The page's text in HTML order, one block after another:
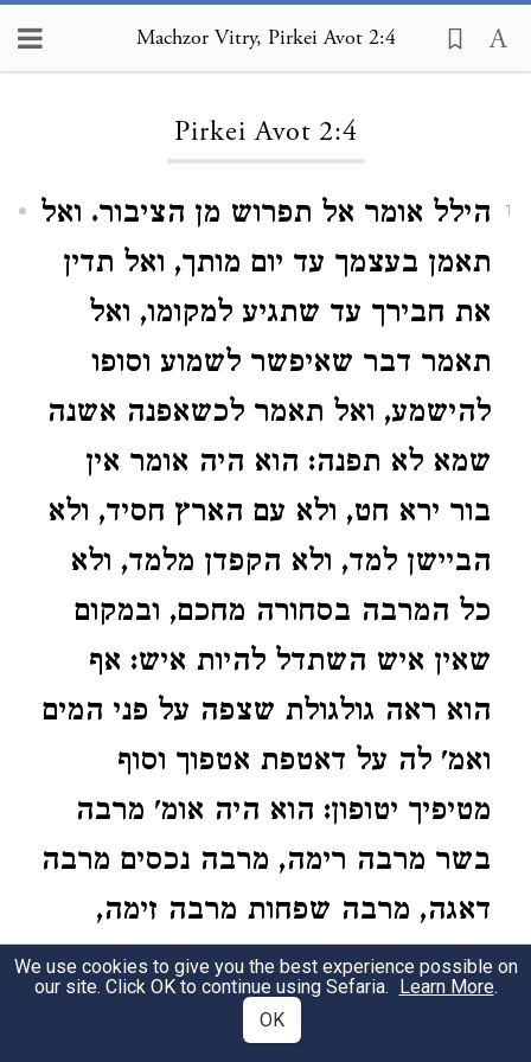
Machzor Vitry, Pirkei Avot 2:4
Pirkei Avot 2:4
1
הילל אומר אל תפרוש מן הציבור. ואל
תאמן בעצמך עד יום מותך, ואל תדין
את חבירך עד שתגיע למקומו, ואל
תאמר דבר שאיפשר לשמוע וסופו
להישמע, ואל תאמר לכשאפנה אשנה
שמא לא תפנה: הוא היה אומר אין
בור ירא חט, ולא עם הארץ חסיד, ולא
הביישן למד, ולא הקפדן מלמד, ולא
כל המרבה בסחורה מחכם, ובמקום
שאין איש השתדל להיות איש: אף
הוא ראה גולגולת שצפה על פני המים
ואמ' לה על דאטפת אטפוך וסוף
מטיפיך יטופון: הוא היה אומ' מרבה
בשר מרבה רימה, מרבה נכסים מרבה
דאגה, מרבה שפחות מרבה זימה,
מרבה עבדים מרבה גזל, מרבה נשים
מרבה כשפים, מרבה תורה מרבה
We use cookies to give you the best experience possible on
our site. Click OK to continue using Sefaria. Learn More.
OK